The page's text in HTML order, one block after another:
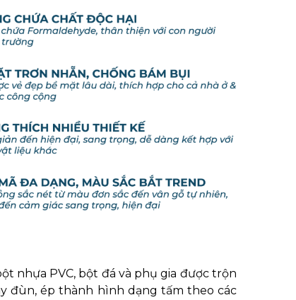
nhựa PVC, bột đá và phụ gia được trộn
đùn, ép thành hình dạng tấm theo các